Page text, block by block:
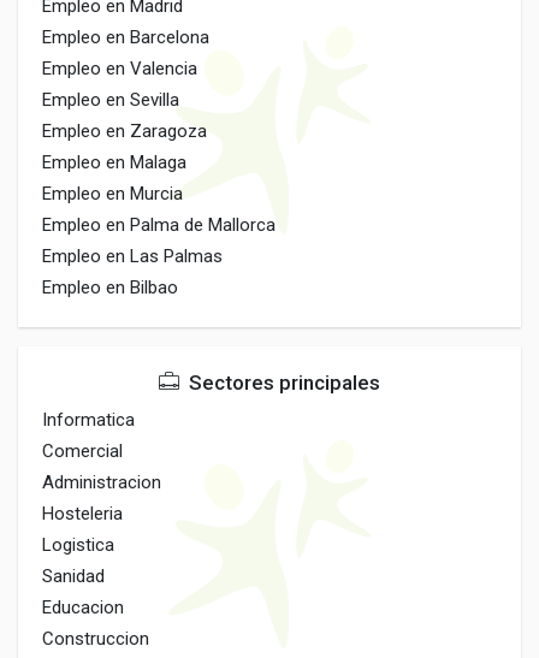
Empleo en Madrid
Empleo en Barcelona
Empleo en Valencia
Empleo en Sevilla
Empleo en Zaragoza
Empleo en Malaga
Empleo en Murcia
Empleo en Palma de Mallorca
Empleo en Las Palmas
Empleo en Bilbao
Sectores principales
Informatica
Comercial
Administracion
Hosteleria
Logistica
Sanidad
Educacion
Construccion